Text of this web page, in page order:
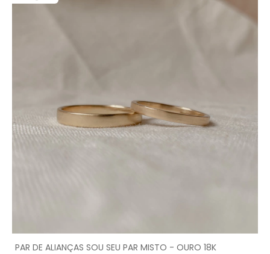
PAR DE ALIANÇAS SOU SEU PAR MISTO - OURO 18K